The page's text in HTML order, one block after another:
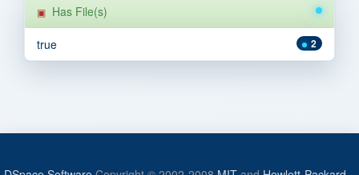
Has File(s)
2
true